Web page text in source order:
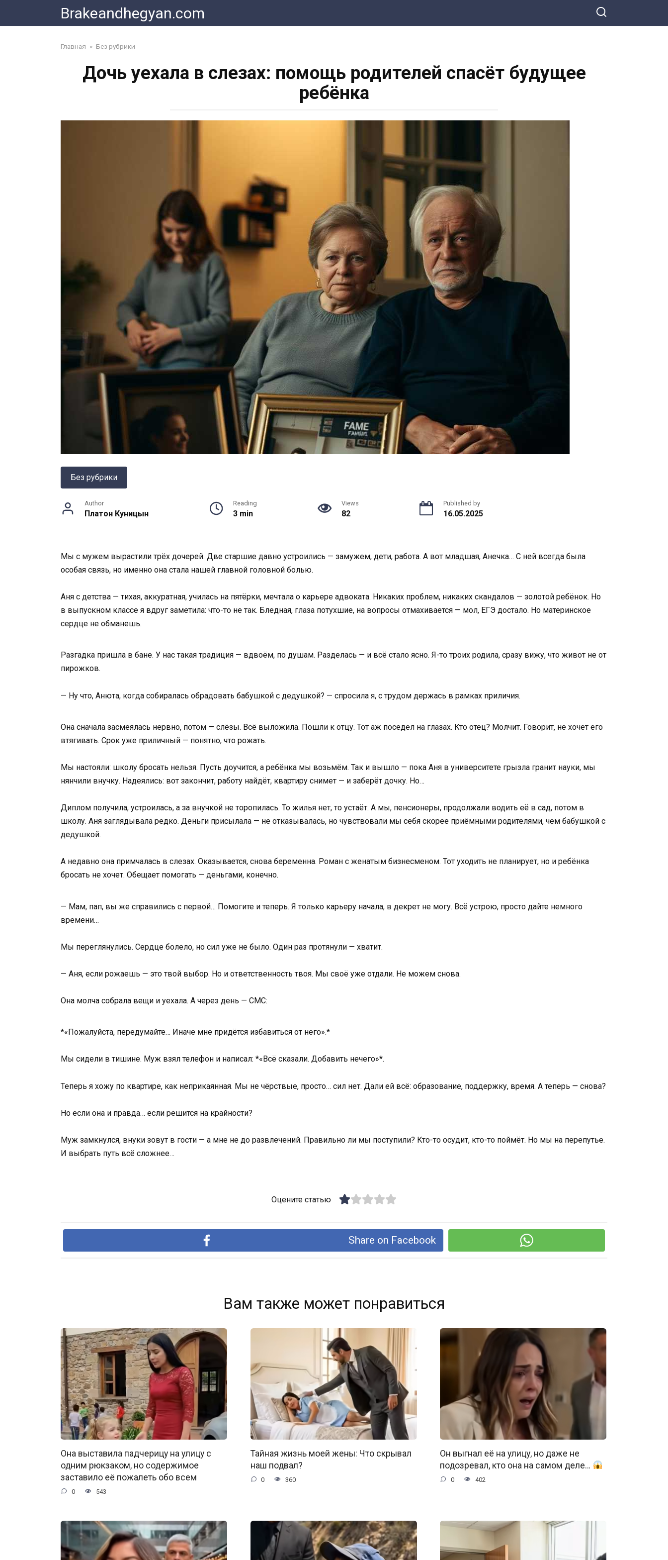
content
Brakeandhegyan.com
Главная » Без рубрики
Дочь уехала в слезах: помощь родителей спасёт будущее
ребёнка
Без рубрики
Author
Платон Куницын
Reading
3 min
Views
82
Published by
16.05.2025
Мы с мужем вырастили трёх дочерей. Две старшие давно устроились — замужем, дети, работа. А вот младшая, Анечка… С ней всегда была
особая связь, но именно она стала нашей главной головной болью.
Аня с детства — тихая, аккуратная, училась на пятёрки, мечтала о карьере адвоката. Никаких проблем, никаких скандалов — золотой ребёнок. Но
в выпускном классе я вдруг заметила: что-то не так. Бледная, глаза потухшие, на вопросы отмахивается — мол, ЕГЭ достало. Но материнское
сердце не обманешь.
Разгадка пришла в бане. У нас такая традиция — вдвоём, по душам. Разделась — и всё стало ясно. Я-то троих родила, сразу вижу, что живот не от
пирожков.
— Ну что, Анюта, когда собиралась обрадовать бабушкой с дедушкой? — спросила я, с трудом держась в рамках приличия.
Она сначала засмеялась нервно, потом — слёзы. Всё выложила. Пошли к отцу. Тот аж поседел на глазах. Кто отец? Молчит. Говорит, не хочет его
втягивать. Срок уже приличный — понятно, что рожать.
Мы настояли: школу бросать нельзя. Пусть доучится, а ребёнка мы возьмём. Так и вышло — пока Аня в университете грызла гранит науки, мы
нянчили внучку. Надеялись: вот закончит, работу найдёт, квартиру снимет — и заберёт дочку. Но…
Диплом получила, устроилась, а за внучкой не торопилась. То жилья нет, то устаёт. А мы, пенсионеры, продолжали водить её в сад, потом в
школу. Аня заглядывала редко. Деньги присылала — не отказывалась, но чувствовали мы себя скорее приёмными родителями, чем бабушкой с
дедушкой.
А недавно она примчалась в слезах. Оказывается, снова беременна. Роман с женатым бизнесменом. Тот уходить не планирует, но и ребёнка
бросать не хочет. Обещает помогать — деньгами, конечно.
— Мам, пап, вы же справились с первой… Помогите и теперь. Я только карьеру начала, в декрет не могу. Всё устрою, просто дайте немного
времени…
Мы переглянулись. Сердце болело, но сил уже не было. Один раз протянули — хватит.
— Аня, если рожаешь — это твой выбор. Но и ответственность твоя. Мы своё уже отдали. Не можем снова.
Она молча собрала вещи и уехала. А через день — СМС:
*«Пожалуйста, передумайте… Иначе мне придётся избавиться от него».*
Мы сидели в тишине. Муж взял телефон и написал: *«Всё сказали. Добавить нечего»*.
Теперь я хожу по квартире, как неприкаянная. Мы не чёрствые, просто… сил нет. Дали ей всё: образование, поддержку, время. А теперь — снова?
Но если она и правда… если решится на крайности?
Муж замкнулся, внуки зовут в гости — а мне не до развлечений. Правильно ли мы поступили? Кто-то осудит, кто-то поймёт. Но мы на перепутье.
И выбрать путь всё сложнее…
Оцените статью
Share on Facebook
Вам также может понравиться
Она выставила падчерицу на улицу с
одним рюкзаком, но содержимое
заставило её пожалеть обо всем
0 543
Тайная жизнь моей жены: Что скрывал
наш подвал?
0 360
Он выгнал её на улицу, но даже не
подозревал, кто она на самом деле…
0 402